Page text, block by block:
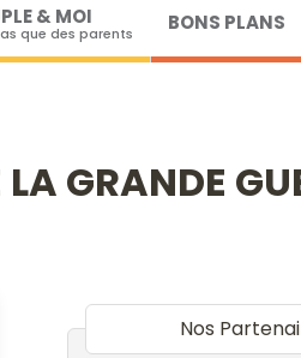
& MOI
que des parents BONS PLANS
GRANDE
Nos